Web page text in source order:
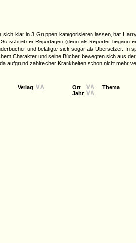
sich klar in 3 Gruppen kategorisieren lassen, hat
schrieb er Reportagen (denn als Reporter begann
und betätigte sich sogar als Übersetzer. In
Charakter und seine Bücher bewegten sich aus
aufgrund zahlreicher Krankheiten schon nicht mehr
Verlag ∨∧ Ort ∨∧
Jahr∨∧
Thema